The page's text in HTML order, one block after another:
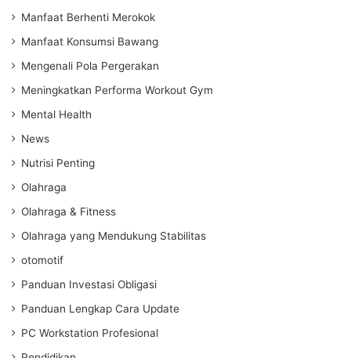
Manfaat Berhenti Merokok
Manfaat Konsumsi Bawang
Mengenali Pola Pergerakan
Meningkatkan Performa Workout Gym
Mental Health
News
Nutrisi Penting
Olahraga
Olahraga & Fitness
Olahraga yang Mendukung Stabilitas
otomotif
Panduan Investasi Obligasi
Panduan Lengkap Cara Update
PC Workstation Profesional